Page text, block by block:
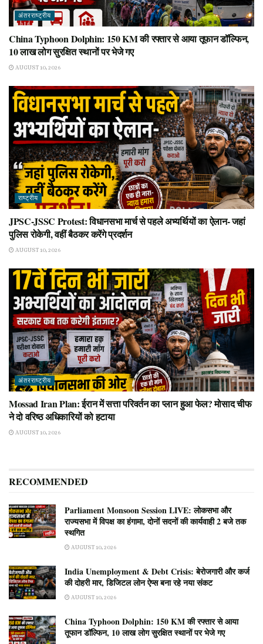
अंतरराष्ट्रीय
China Typhoon Dolphin: 150 KM की रफ्तार से आया तूफान डॉल्फिन,
10 लाख लोग सुरक्षित स्थानों पर भेजे गए
AUGUST 10, 2026
राष्ट्रीय
JPSC-JSSC Protest: विधानसभा मार्च से पहले अभ्यर्थियों का ऐलान- जहां
पुलिस रोकेगी, वहीं बैठकर करेंगे प्रदर्शन
AUGUST 10, 2026
अंतरराष्ट्रीय
Mossad Iran Plan: ईरान में सत्ता परिवर्तन का प्लान हुआ फेल? मोसाद चीफ
ने दो वरिष्ठ अधिकारियों को हटाया
AUGUST 10, 2026
RECOMMENDED
Parliament Monsoon Session LIVE: लोकसभा और
राज्यसभा में विपक्ष का हंगामा, दोनों सदनों की कार्यवाही 2 बजे तक
स्थगित
AUGUST 10, 2026
India Unemployment & Debt Crisis: बेरोजगारी और कर्ज
की दोहरी मार, डिजिटल लोन ऐप्स बना रहे नया संकट
AUGUST 10, 2026
China Typhoon Dolphin: 150 KM की रफ्तार से आया
तूफान डॉल्फिन, 10 लाख लोग सुरक्षित स्थानों पर भेजे गए